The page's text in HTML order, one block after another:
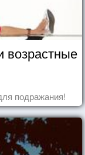
возрастные
подражания!